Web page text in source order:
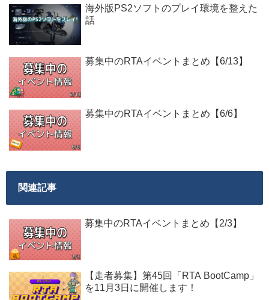
海外版PS2ソフトのプレイ環境を整えた
話
募集中のRTAイベントまとめ【6/13】
募集中のRTAイベントまとめ【6/6】
関連記事
募集中のRTAイベントまとめ【2/3】
【走者募集】第45回「RTA BootCamp」
を11月3日に開催します！